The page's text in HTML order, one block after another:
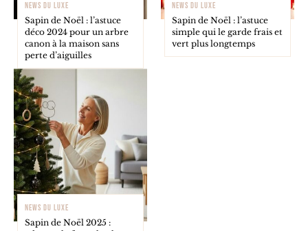
NEWS DU LUXE
Sapin de Noël : l’astuce
déco 2024 pour un arbre
canon à la maison sans
perte d’aiguilles
NEWS DU LUXE
Sapin de Noël : l’astuce
simple qui le garde frais et
vert plus longtemps
NEWS DU LUXE
Sapin de Noël 2025 :